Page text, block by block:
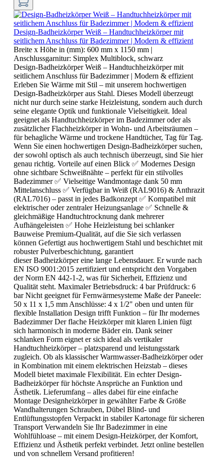
Design-Badheizkörper Weiß – Handtuchheizkörper mit
seitlichem Anschluss für Badezimmer | Modern & effizient
Breite x Höhe in (mm): 600 mm x 1150 mm |
Anschlussgarnitur: Simplex Multiblock, schwarz
Design-Badheizkörper Weiß – Handtuchheizkörper mit
seitlichem Anschluss für Badezimmer | Modern & effizient
Erleben Sie Wärme mit Stil – mit unserem hochwertigen
Design-Badheizkörper aus Stahl. Dieses Modell überzeugt
nicht nur durch seine starke Heizleistung, sondern auch durch
seine elegante Optik und funktionale Vielseitigkeit. Ideal
geeignet als Handtuchheizkörper im Badezimmer oder als
zusätzlicher Flachheizkörper in Wohn- und Arbeitsräumen –
für behagliche Wärme und trockene Handtücher, Tag für Tag.
Wenn Sie einen hochwertigen Design-Badheizkörper suchen,
der sowohl optisch als auch technisch überzeugt, sind Sie hier
genau richtig. Vorteile auf einen Blick ✅ Modernes Design
ohne sichtbare Schweißnähte – perfekt für ein stilvolles
Badezimmer ✅ Vielseitige Wandmontage dank 50 mm
Mittelanschluss ✅ Verfügbar in Weiß (RAL9016) & Anthrazit
(RAL7016) – passt in jedes Badkonzept ✅ Kompatibel mit
elektrischer oder zentraler Heizungsanlage ✅ Schnelle &
gleichmäßige Handtuchtrocknung dank mehrerer
Aufhängeleisten ✅ Hohe Heizleistung bei schlanker
Bauweise Premium-Qualität, auf die Sie sich verlassen
können Gefertigt aus hochwertigem Stahl und beschichtet mit
robuster Pulverbeschichtung, garantiert
dieser Badheizkörper eine lange Lebensdauer. Er wurde nach
EN ISO 9001:2015 zertifiziert und entspricht den Vorgaben
der Norm EN 442-1-2, was für Sicherheit, Effizienz und
Qualität steht. Maximaler Betriebsdruck: 4 bar Prüfdruck: 6
bar Nicht geeignet für Fernwärmesysteme Maße der Paneele:
50 x 11 x 1,5 mm Anschlüsse: 4 x 1/2" oben und unten für
flexible Installation Design trifft Funktion – für Ihr modernes
Badezimmer Der flache Heizkörper mit klaren Linien fügt
sich harmonisch in moderne Bäder ein. Dank seiner
schlanken Form eignet er sich ideal als vertikaler
Handtuchheizkörper – platzsparend und leistungsstark
zugleich. Ob als klassischer Warmwasser-Badheizkörper oder
in Kombination mit einem elektrischen Heizstab – dieses
Modell bietet maximale Flexibilität. Ein echter Design-
Badheizkörper für höchste Ansprüche an Funktion und
Ästhetik. Lieferumfang – alles dabei für eine einfache
Montage Designheizkörper in gewählter Farbe & Größe
Wandhalterungen Schrauben, Dübel Blind- und
Entlüftungsstopfen Verpackt in stabiler Kartonage für sicheren
Transport Verwandeln Sie Ihr Badezimmer in eine
Wohlfühloase – mit einem Design-Heizkörper, der Komfort,
Effizienz und Ästhetik perfekt verbindet. Jetzt online bestellen
und von schnellem Versand profitieren!